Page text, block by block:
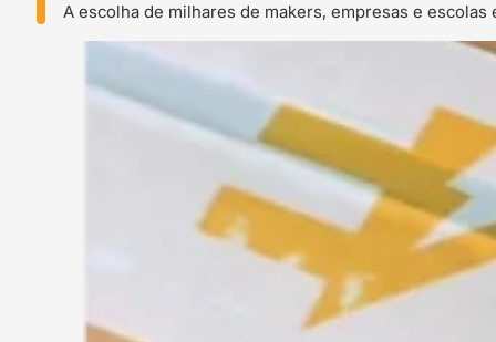
A escolha de milhares de makers, empresas e escolas